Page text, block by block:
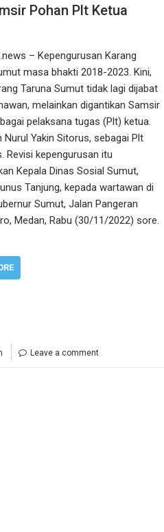
Pohan Plt Ketua
– Kepengurusan Karang
masa bhakti 2018-2023. Kini,
Taruna Sumut tidak lagi dijabat
melainkan digantikan Samsir
pelaksana tugas (Plt) ketua.
Nurul Yakin Sitorus, sebagai Plt
Revisi kepengurusan itu
Kepala Dinas Sosial Sumut,
Tanjung, kepada wartawan di
Sumut, Jalan Pangeran
Medan, Rabu (30/11/2022) sore.
Leave a comment